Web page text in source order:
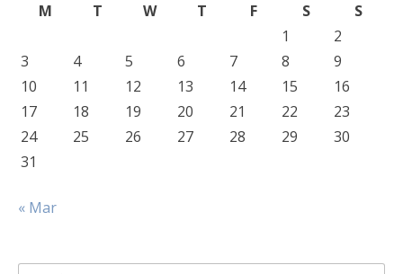
M T W T F S
S
1
2
3
4 5 6 7 8
9
10
11 12 13 14 15
16
17
18 19 20 21 22
23
24
25 26 27 28 29
30
31
« Mar